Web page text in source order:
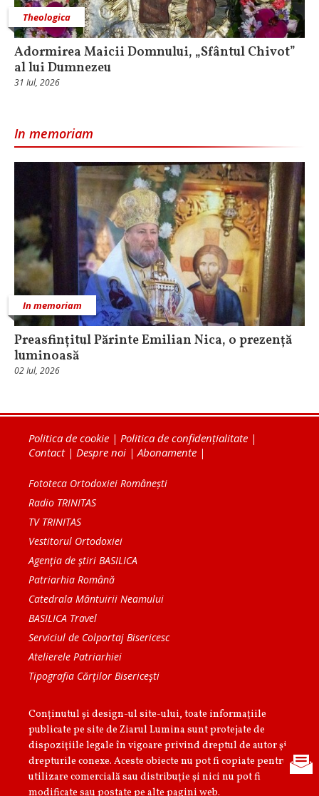
Theologica
Adormirea Maicii Domnului, „Sfântul Chivot”
al lui Dumnezeu
31 Iul, 2026
In memoriam
In memoriam
Preasfințitul Părinte Emilian Nica, o prezență
luminoasă
02 Iul, 2026
Politica de cookie | Politica de confidențialitate |
Contact| Despre noi | Abonamente |
Fototeca Ortodoxiei Românești
Radio TRINITAS
TV TRINITAS
Vestitorul Ortodoxiei
Agenţia de ştiri BASILICA
Patriarhia Română
Catedrala Mântuirii Neamului
BASILICA Travel
Serviciul de Colportaj Bisericesc
Atelierele Patriarhiei
Tipografia Cărţilor Bisericeşti
Conținutul și design-ul site-ului, toate informaţiile
publicate pe site de Ziarul Lumina sunt protejate de
dispoziţiile legale în vigoare privind dreptul de autor şi
drepturile conexe. Aceste obiecte nu pot fi copiate pentru
utilizare comercială sau distribuţie şi nici nu pot fi
modificate sau postate pe alte pagini web.